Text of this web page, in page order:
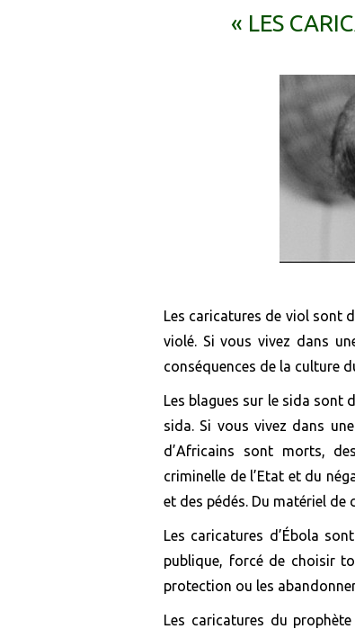
« LES
Les caricatures de viol sont
violé. Si vous vivez dans
conséquences de la culture d
Les blagues sur le sida sont
sida. Si vous vivez dans
d’Africains sont morts,
criminelle de l’Etat et du
et des pédés. Du matériel de
Les caricatures d’Ébola
publique, forcé de choisir
protection ou les
Les caricatures du